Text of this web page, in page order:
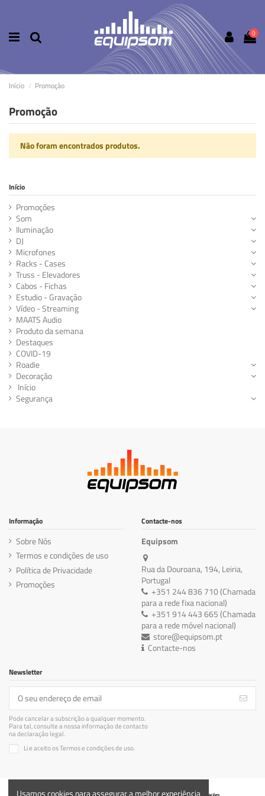
0
Início Promoção
Promoção
Não foram encontrados produtos.
Início
Promoções
Som
Iluminação
DJ
Microfones
Racks - Cases
Truss - Elevadores
Cabos - Fichas
Estudio - Gravação
Vídeo - Streaming
MAATS Audio
Produto da semana
Destaques
COVID-19
Roadie
Decoração
Início
Segurança
Informação
Sobre Nós
Termos e condições de uso
Política de Privacidade
Promoções
Contacte-nos
Equipsom
Rua da Douroana, 194, Leiria,
Portugal
+351 244 836 710 (Chamada
para a rede fixa nacional)
+351 914 443 665 (Chamada
para a rede móvel nacional)
store@equipsom.pt
Contacte-nos
Newsletter
Pode cancelar a subscrição a qualquer momento.
Para tal, consulte a nossa informação de contacto
na declaração legal.
Li e aceito os Termos e condições de uso.
Usamos cookies para assegurar a melhor experiência